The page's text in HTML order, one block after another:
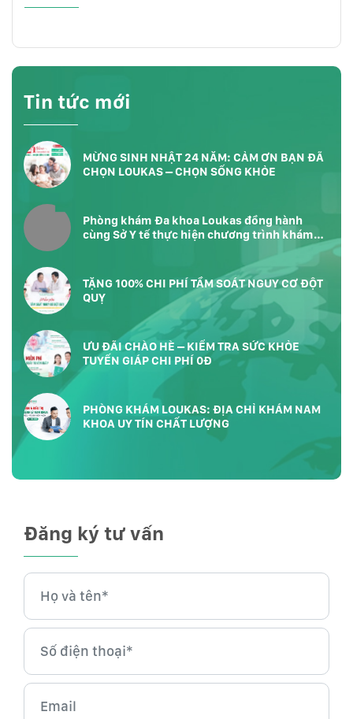
Tin tức mới
MỪNG SINH NHẬT 24 NĂM: CẢM ƠN BẠN ĐÃ
CHỌN LOUKAS – CHỌN SỐNG KHỎE
Phòng khám Đa khoa Loukas đồng hành
cùng Sở Y tế thực hiện chương trình khám
TẶNG 100% CHI PHÍ TẦM SOÁT NGUY CƠ ĐỘT
QUỴ
ƯU ĐÃI CHÀO HÈ – KIỂM TRA SỨC KHỎE
TUYẾN GIÁP CHI PHÍ 0Đ
PHÒNG KHÁM LOUKAS: ĐỊA CHỈ KHÁM NAM
KHOA UY TÍN CHẤT LƯỢNG
Đăng ký tư vấn